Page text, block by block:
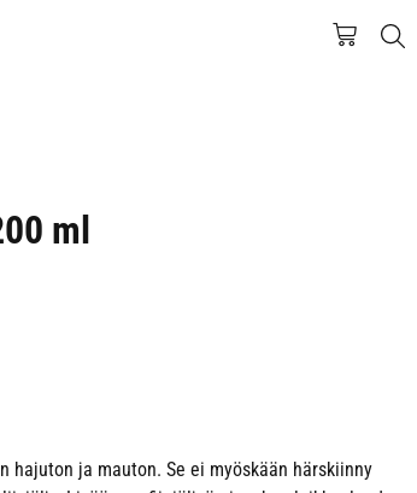
ml
ja mauton. Se ei myöskään härskiinny